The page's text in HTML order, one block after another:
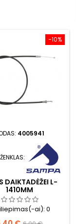
−10%
4005941
DAIKTADĖŽEI L-
1410MM
ai):0